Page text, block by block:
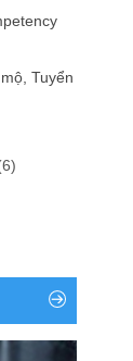
Tuyển